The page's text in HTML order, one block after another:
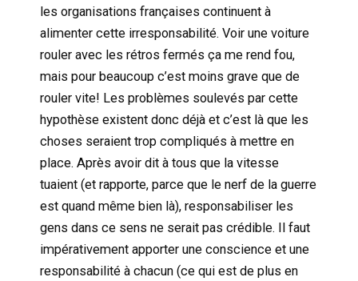
les organisations françaises continuent à
alimenter cette irresponsabilité. Voir une voiture
rouler avec les rétros fermés ça me rend fou,
mais pour beaucoup c’est moins grave que de
rouler vite! Les problèmes soulevés par cette
hypothèse existent donc déjà et c’est là que les
choses seraient trop compliqués à mettre en
place. Après avoir dit à tous que la vitesse
tuaient (et rapporte, parce que le nerf de la guerre
est quand même bien là), responsabiliser les
gens dans ce sens ne serait pas crédible. Il faut
impérativement apporter une conscience et une
responsabilité à chacun (ce qui est de plus en